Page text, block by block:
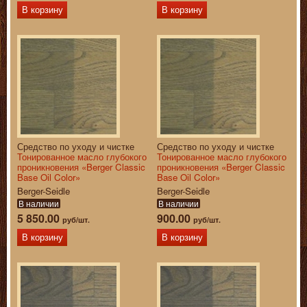
В корзину
В корзину
Средство по уходу и чистке
Тонированное масло глубокого
проникновения «Berger Classic
Base Oil Color»
Berger-Seidle
В наличии
5 850.00 руб/шт.
В корзину
Средство по уходу и чистке
Тонированное масло глубокого
проникновения «Berger Classic
Base Oil Color»
Berger-Seidle
В наличии
900.00 руб/шт.
В корзину